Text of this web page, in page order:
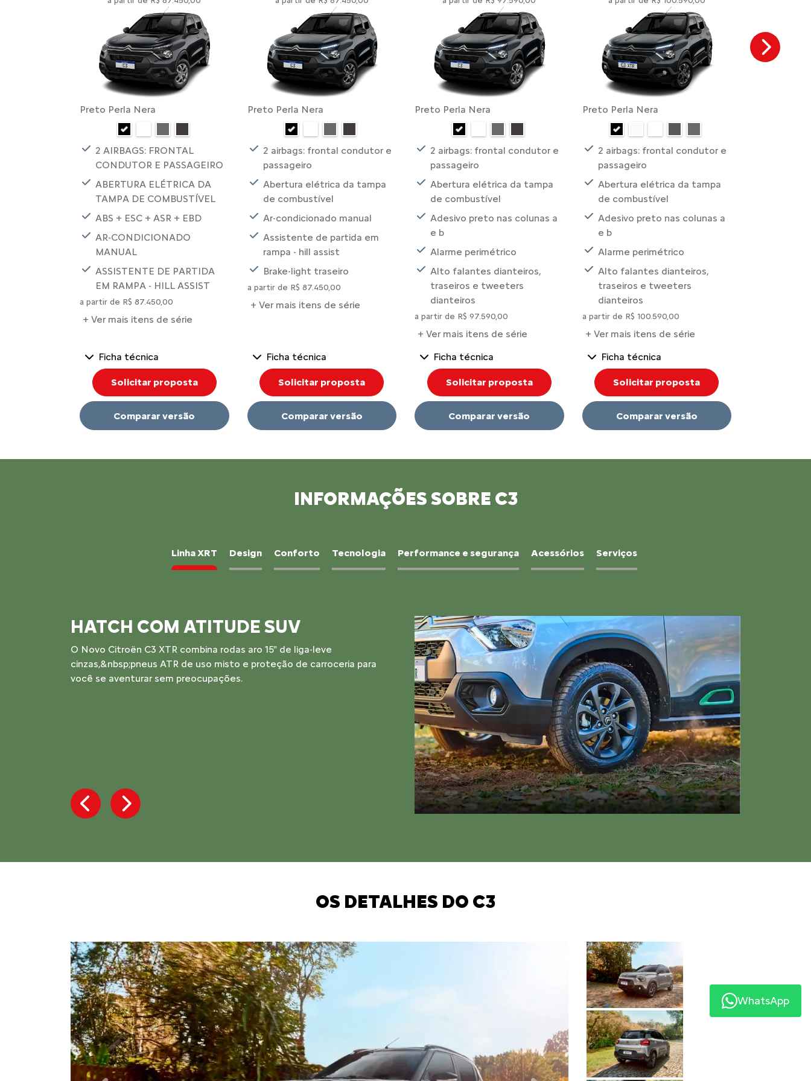
Preto Perla Nera
2 AIRBAGS: FRONTAL
CONDUTOR E PASSAGEIRO
ABERTURA ELÉTRICA DA
TAMPA DE COMBUSTÍVEL
ABS + ESC + ASR + EBD
AR-CONDICIONADO
MANUAL
ASSISTENTE DE PARTIDA
EM RAMPA - HILL ASSIST
a partir de R$ 87.450,00
+ Ver mais itens de série
Ficha técnica
Solicitar proposta
Comparar versão
Preto Perla Nera
2 airbags: frontal condutor e
passageiro
Abertura elétrica da tampa
de combustível
Ar-condicionado manual
Assistente de partida em
rampa - hill assist
Brake-light traseiro
a partir de R$ 87.450,00
+ Ver mais itens de série
Ficha técnica
Solicitar proposta
Comparar versão
Preto Perla Nera
2 airbags: frontal condutor e
passageiro
Abertura elétrica da tampa
de combustível
Adesivo preto nas colunas a
e b
Alarme perimétrico
Alto falantes dianteiros,
traseiros e tweeters
dianteiros
a partir de R$ 97.590,00
+ Ver mais itens de série
Ficha técnica
Solicitar proposta
Comparar versão
Preto Perla Nera
2 airbags: frontal condutor e
passageiro
Abertura elétrica da tampa
de combustível
Adesivo preto nas colunas a
e b
Alarme perimétrico
Alto falantes dianteiros,
traseiros e tweeters
dianteiros
a partir de R$ 100.590,00
+ Ver mais itens de série
Ficha técnica
Solicitar proposta
Comparar versão
Next
INFORMAÇÕES SOBRE C3
Linha XRT Design Conforto Tecnologia Performance e segurança Acessórios Serviços
INTERIOR EXCLUSIVO
Acabamento escurecido, bancos com detalhes na costura e painel com
identidade visual própria: tudo no Novo C3 XTR foi pensado para quem
não abre mão de personalidade em cada detalhe.
OS DETALHES DO C3
WhatsApp